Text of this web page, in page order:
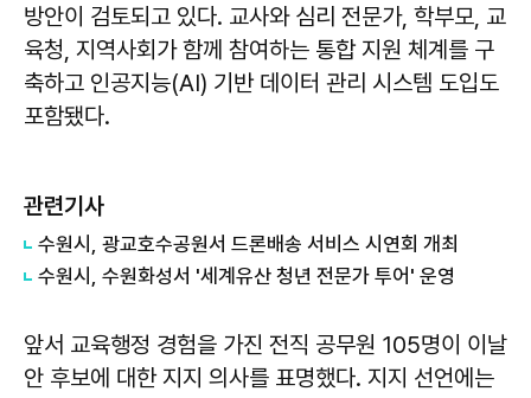
방안이 검토되고 있다. 교사와 심리 전문가, 학부모, 교
육청, 지역사회가 함께 참여하는 통합 지원 체계를 구
축하고 인공지능(AI) 기반 데이터 관리 시스템 도입도
포함됐다.
관련기사
수원시, 광교호수공원서 드론배송 서비스 시연회 개최
수원시, 수원화성서 '세계유산 청년 전문가 투어' 운영
앞서 교육행정 경험을 가진 전직 공무원 105명이 이날
안 후보에 대한 지지 의사를 표명했다. 지지 선언에는